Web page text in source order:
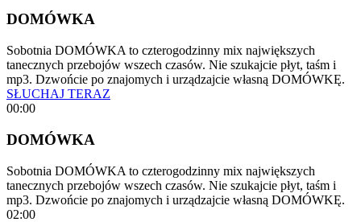
DOMÓWKA
Sobotnia DOMÓWKA to czterogodzinny mix największych
tanecznych przebojów wszech czasów. Nie szukajcie płyt, taśm i
mp3. Dzwońcie po znajomych i urządzajcie własną DOMÓWKĘ.
SŁUCHAJ TERAZ
00:00
DOMÓWKA
Sobotnia DOMÓWKA to czterogodzinny mix największych
tanecznych przebojów wszech czasów. Nie szukajcie płyt, taśm i
mp3. Dzwońcie po znajomych i urządzajcie własną DOMÓWKĘ.
02:00